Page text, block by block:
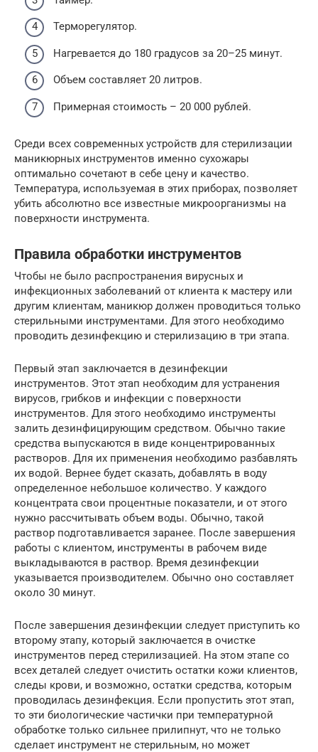
Терморегулятор.
Нагревается до 180 градусов за 20–25 минут.
Объем составляет 20 литров.
Примерная стоимость – 20 000 рублей.
Среди всех современных устройств для стерилизации
маникюрных инструментов именно сухожары
оптимально сочетают в себе цену и качество.
Температура, используемая в этих приборах, позволяет
убить абсолютно все известные микроорганизмы на
поверхности инструмента.
Правила обработки инструментов
Чтобы не было распространения вирусных и
инфекционных заболеваний от клиента к мастеру или
другим клиентам, маникюр должен проводиться только
стерильными инструментами. Для этого необходимо
проводить дезинфекцию и стерилизацию в три этапа.
Первый этап заключается в дезинфекции
инструментов. Этот этап необходим для устранения
вирусов, грибков и инфекции с поверхности
инструментов. Для этого необходимо инструменты
залить дезинфицирующим средством. Обычно такие
средства выпускаются в виде концентрированных
растворов. Для их применения необходимо разбавлять
их водой. Вернее будет сказать, добавлять в воду
определенное небольшое количество. У каждого
концентрата свои процентные показатели, и от этого
нужно рассчитывать объем воды. Обычно, такой
раствор подготавливается заранее. После завершения
работы с клиентом, инструменты в рабочем виде
выкладываются в раствор. Время дезинфекции
указывается производителем. Обычно оно составляет
около 30 минут.
После завершения дезинфекции следует приступить ко
второму этапу, который заключается в очистке
инструментов перед стерилизацией. На этом этапе со
всех деталей следует очистить остатки кожи клиентов,
следы крови, и возможно, остатки средства, которым
проводилась дезинфекция. Если пропустить этот этап,
то эти биологические частички при температурной
обработке только сильнее прилипнут, что не только
сделает инструмент не стерильным, но может